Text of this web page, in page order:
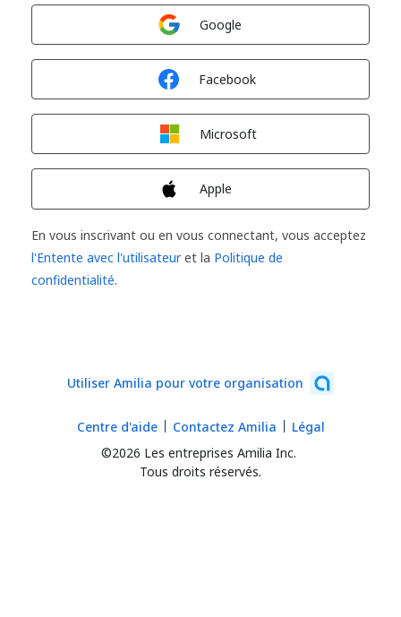
Google
Facebook
Microsoft
Apple
En vous inscrivant ou en vous connectant, vous acceptez
l'Entente avec l'utilisateuret la Politique de
confidentialité.
Utiliser Amilia pour votre organisation
©2026 Les entreprises Amilia Inc.
Tous droits réservés.
Centre d'aide Contactez Amilia Légal